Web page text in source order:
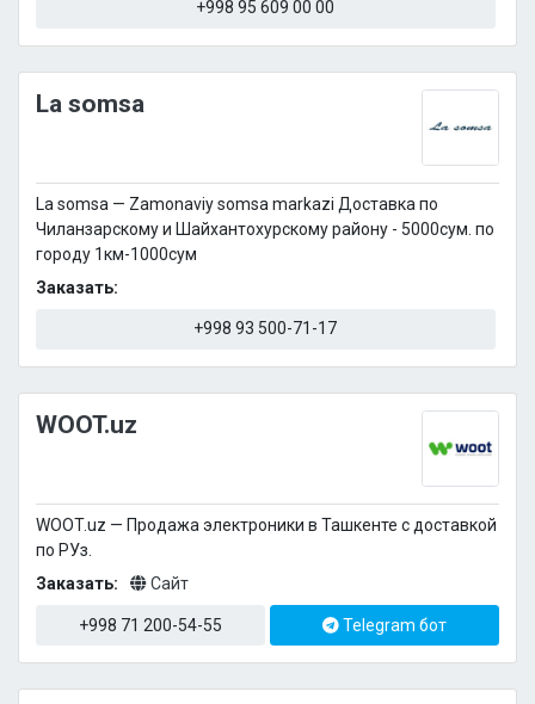
+998 95 609 00 00
La somsa
La somsa — Zamonaviy somsa markazi Доставка по
Чиланзарскому и Шайхантохурскому району - 5000сум. по
городу 1км-1000сум
Заказать:
+998 93 500-71-17
WOOT.uz
WOOT.uz — Продажа электроники в Ташкенте с доставкой
по РУз.
Заказать:
Сайт
+998 71 200-54-55 Telegram бот